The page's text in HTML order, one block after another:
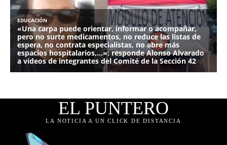
EL PUNTERO
LA NOTICIA A UN CLICK DE DISTANCIA